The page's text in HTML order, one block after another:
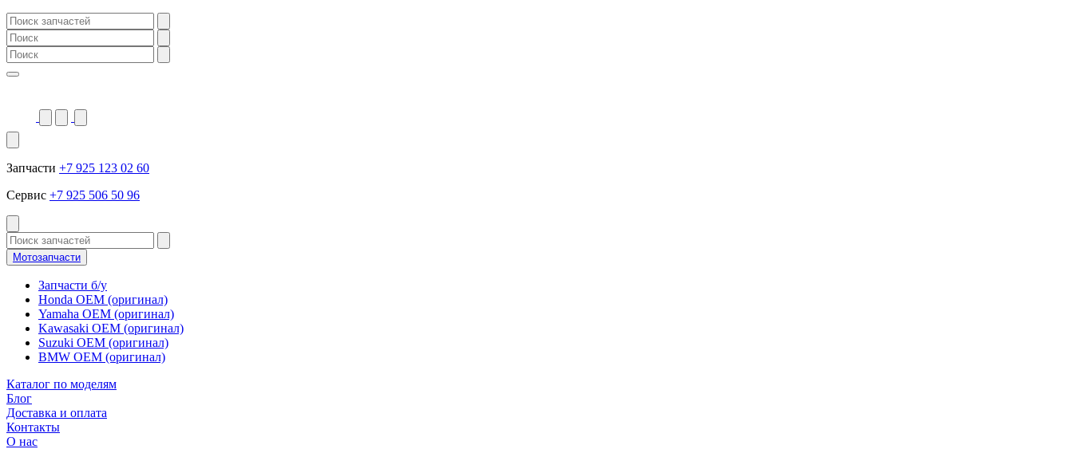
Запчасти +7 925 123 02 60
Сервис +7 925 506 50 96
Мотозапчасти
Запчасти б/у
Honda OEM (оригинал)
Yamaha OEM (оригинал)
Kawasaki OEM (оригинал)
Suzuki OEM (оригинал)
BMW OEM (оригинал)
Каталог по моделям
Блог
Доставка и оплата
Контакты
О нас